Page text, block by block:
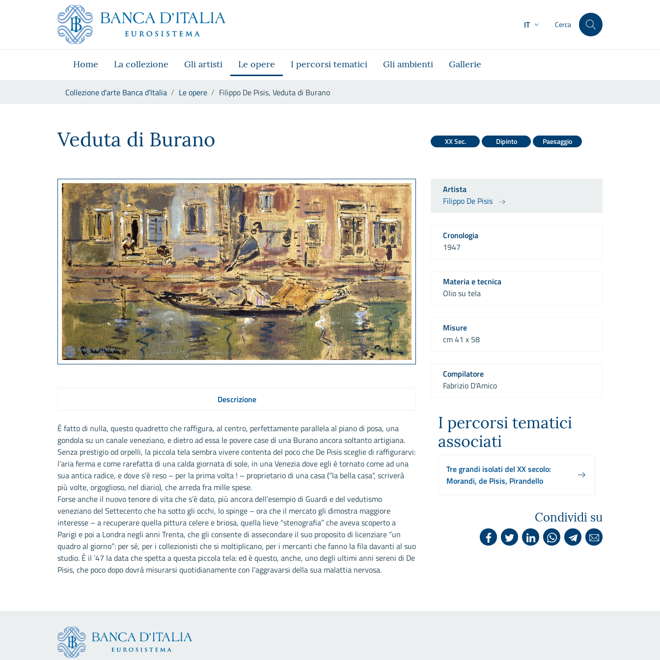
Skip to Main Content
Vai al sito istituzionale
Vai al menu di navigazione
Vai alla ricerca
Vai ai contenuti
IT Cerca
Home La collezione Gli artisti Le opere I percorsi tematici Gli ambienti Gallerie
Collezione d'arte Banca d'Italia Le opere Filippo De Pisis, Veduta di Burano
Veduta di Burano XX Sec. Dipinto Paesaggio
Descrizione
È fatto di nulla, questo quadretto che raffigura, al centro, perfettamente parallela al piano di posa, una
gondola su un canale veneziano, e dietro ad essa le povere case di una Burano ancora soltanto artigiana.
Senza prestigio od orpelli, la piccola tela sembra vivere contenta del poco che De Pisis sceglie di raffigurarvi:
l’aria ferma e come rarefatta di una calda giornata di sole, in una Venezia dove egli è tornato come ad una
sua antica radice, e dove s’è reso – per la prima volta ! – proprietario di una casa (“la bella casa”, scriverà
più volte, orgoglioso, nel diario), che arreda fra mille spese.
Forse anche il nuovo tenore di vita che s’è dato, più ancora dell’esempio di Guardi e del vedutismo
veneziano del Settecento che ha sotto gli occhi, lo spinge – ora che il mercato gli dimostra maggiore
interesse – a recuperare quella pittura celere e briosa, quella lieve “stenografia” che aveva scoperto a
Parigi e poi a Londra negli anni Trenta, che gli consente di assecondare il suo proposito di licenziare “un
quadro al giorno”: per sé, per i collezionisti che si moltiplicano, per i mercanti che fanno la fila davanti al suo
studio. È il ’47 la data che spetta a questa piccola tela: ed è questo, anche, uno degli ultimi anni sereni di De
Pisis, che poco dopo dovrà misurarsi quotidianamente con l’aggravarsi della sua malattia nervosa.
Artista
Filippo De Pisis
Cronologia
1947
Materia e tecnica
Olio su tela
Misure
cm 41 x 58
Compilatore
Fabrizio D'Amico
I percorsi tematici
associati
Tre grandi isolati del XX secolo:
Morandi, de Pisis, Pirandello
Condividi su